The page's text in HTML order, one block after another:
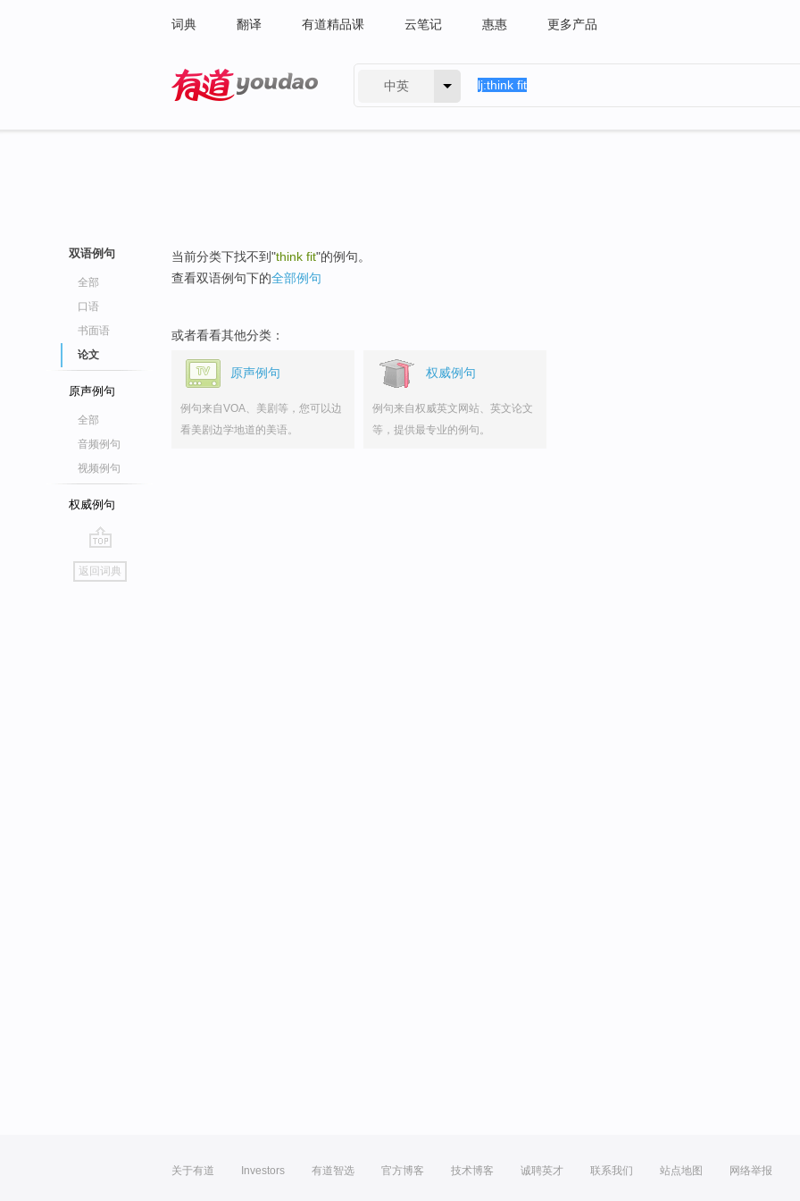
词典 翻译 有道精品课 云笔记 惠惠 更多产品
中英
双语例句
全部
口语
书面语
论文
原声例句
全部
音频例句
视频例句
权威例句
go
top
返回词典
当前分类下找不到"think fit"的例句。
查看双语例句下的全部例句
或者看看其他分类：
原声例句
例句来自VOA、美剧等，您可以边
看美剧边学地道的美语。
权威例句
例句来自权威英文网站、英文论文
等，提供最专业的例句。
关于有道 Investors 有道智选 官方博客 技术博客 诚聘英才 联系我们 站点地图 网络举报